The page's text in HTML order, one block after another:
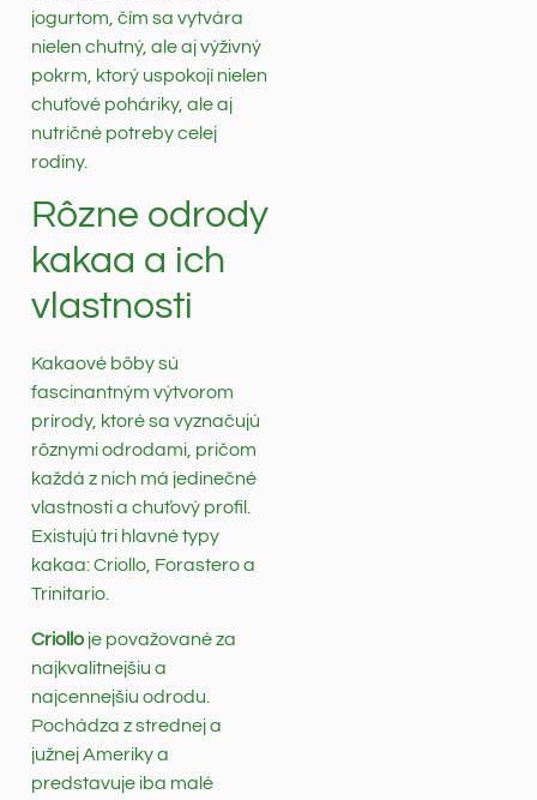
jogurtom, čím sa vytvára
nielen chutný, ale aj výživný
pokrm, ktorý uspokojí nielen
chuťové poháriky, ale aj
nutričné potreby celej
rodiny.
Rôzne odrody
kakaa a ich
vlastnosti
Kakaové bôby sú
fascinantným výtvorom
prírody, ktoré sa vyznačujú
rôznymi odrodami, pričom
každá z nich má jedinečné
vlastnosti a chuťový profil.
Existujú tri hlavné typy
kakaa: Criollo, Forastero a
Trinitario.
Criollo je považované za
najkvalitnejšiu a
najcennejšiu odrodu.
Pochádza z strednej a
južnej Ameriky a
predstavuje iba malé